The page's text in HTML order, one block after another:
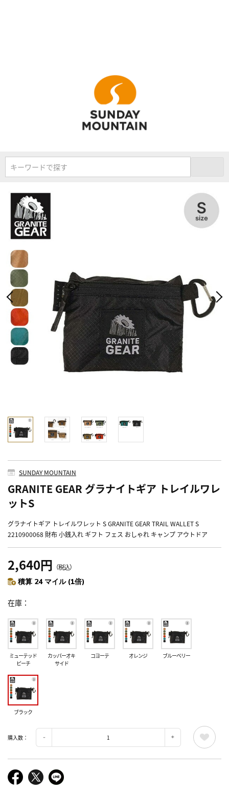
キーワードで探す
SUNDAY MOUNTAIN
GRANITE GEAR グラナイトギア トレイルワレ
ットS
グラナイトギア トレイルワレット S GRANITE GEAR TRAIL WALLET S
2210900068 財布 小銭入れ ギフト フェス おしゃれ キャンプ アウトドア
2,640円 （税込）
積算 24 マイル (1倍)
在庫
ミューテッド
ピーチ
カッパーオキ
サイド
コヨーテ オレンジ ブルーベリー
ブラック
購入数：